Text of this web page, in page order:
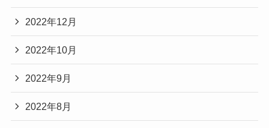
2022年12月
2022年10月
2022年9月
2022年8月